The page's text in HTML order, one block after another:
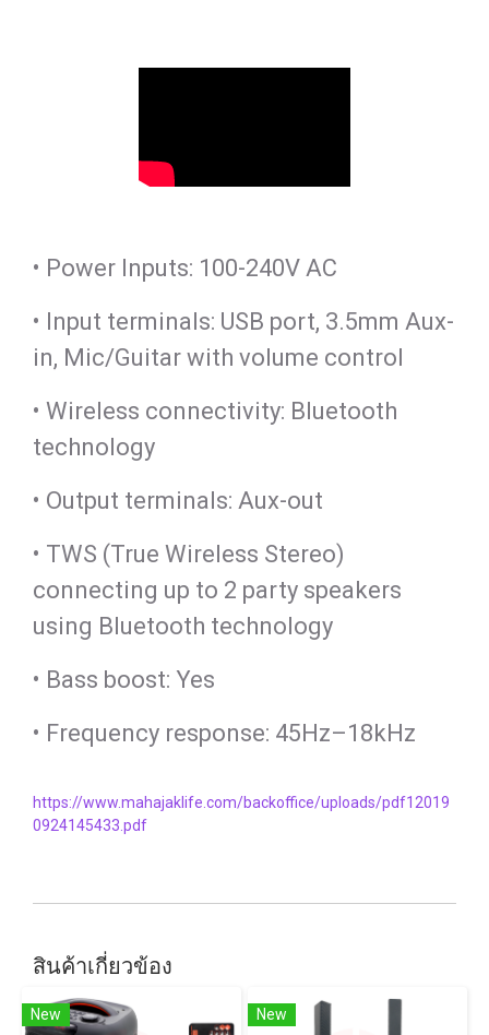
• Power Inputs: 100-240V AC
• Input terminals: USB port, 3.5mm Aux-
in, Mic/Guitar with volume control
• Wireless connectivity: Bluetooth
technology
• Output terminals: Aux-out
• TWS (True Wireless Stereo)
connecting up to 2 party speakers
using Bluetooth technology
• Bass boost: Yes
• Frequency response: 45Hz–18kHz
https://www.mahajaklife.com/backoffice/uploads/pdf12019
0924145433.pdf
สินค้าเกี่ยวข้อง
New New